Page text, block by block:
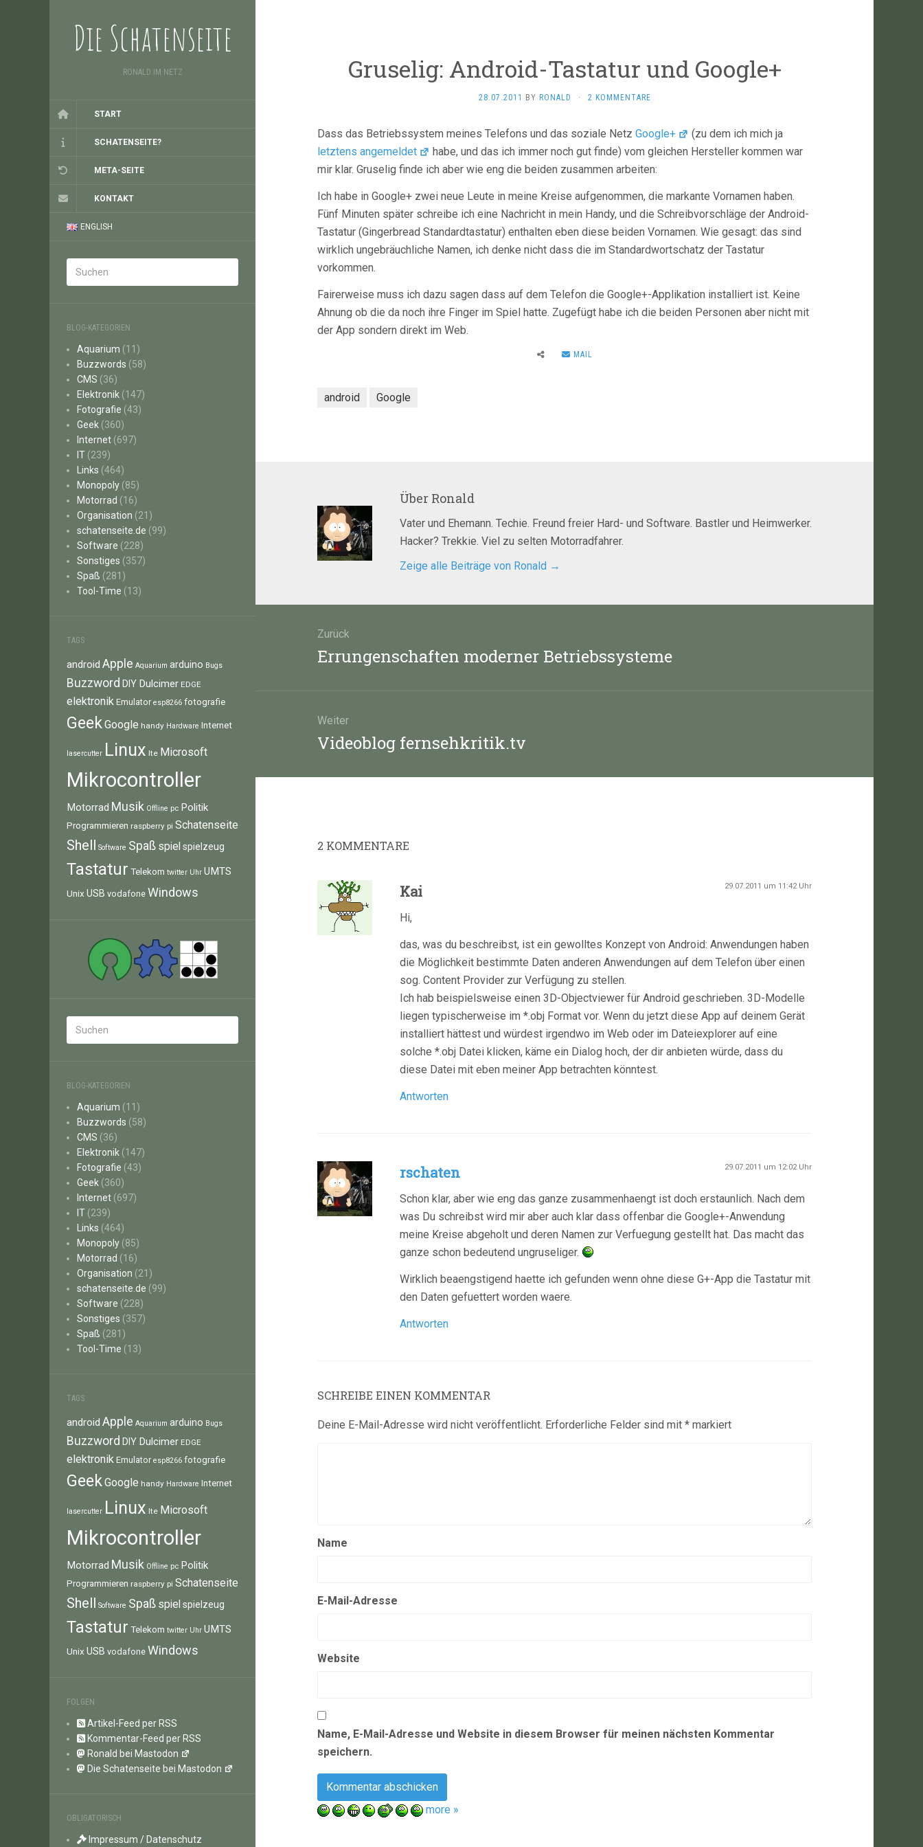
Die Schatenseite
RONALD IM NETZ
START
SCHATENSEITE?
META-SEITE
KONTAKT
ENGLISH
BLOG-KATEGORIEN
Aquarium (11)
Buzzwords (58)
CMS (36)
Elektronik (147)
Fotografie (43)
Geek (360)
Internet (697)
IT (239)
Links (464)
Monopoly (85)
Motorrad (16)
Organisation (21)
schatenseite.de (99)
Software (228)
Sonstiges (357)
Spaß (281)
Tool-Time (13)
TAGS
android Apple Aquarium arduino Bugs
Buzzword DIY Dulcimer EDGE
elektronik Emulator esp8266 fotografie
GeekGoogle handy Hardware Internet
lasercutter Linux lte Microsoft
Mikrocontroller
Motorrad Musik Offline pc Politik
Programmieren raspberry pi Schatenseite
Shell Software Spaß spiel spielzeug
Tastatur Telekom twitter Uhr UMTS
Unix USB vodafone Windows
BLOG-KATEGORIEN
Aquarium (11)
Buzzwords (58)
CMS (36)
Elektronik (147)
Fotografie (43)
Geek (360)
Internet (697)
IT (239)
Links (464)
Monopoly (85)
Motorrad (16)
Organisation (21)
schatenseite.de (99)
Software (228)
Sonstiges (357)
Spaß (281)
Tool-Time (13)
TAGS
android Apple Aquarium arduino Bugs
Buzzword DIY Dulcimer EDGE
elektronik Emulator esp8266 fotografie
GeekGoogle handy Hardware Internet
lasercutter Linux lte Microsoft
Mikrocontroller
Motorrad Musik Offline pc Politik
Programmieren raspberry pi Schatenseite
Shell Software Spaß spiel spielzeug
Tastatur Telekom twitter Uhr UMTS
Unix USB vodafone Windows
FOLGEN
Artikel-Feed per RSS
Kommentar-Feed per RSS
Ronald bei Mastodon
Die Schatenseite bei Mastodon
OBLIGATORISCH
Impressum / Datenschutz
Gruselig: Android-Tastatur und Google+
28.07.2011 BY RONALD · 2 KOMMENTARE
Dass das Betriebssystem meines Telefons und das soziale Netz Google+
(zu dem ich mich ja
letztens angemeldet
habe, und das ich immer noch gut finde) vom gleichen Hersteller kommen war
mir klar. Gruselig finde ich aber wie eng die beiden zusammen arbeiten:
Ich habe in Google+ zwei neue Leute in meine Kreise aufgenommen, die markante Vornamen haben.
Fünf Minuten später schreibe ich eine Nachricht in mein Handy, und die Schreibvorschläge der Android-
Tastatur (Gingerbread Standardtastatur) enthalten eben diese beiden Vornamen. Wie gesagt: das sind
wirklich ungebräuchliche Namen, ich denke nicht dass die im Standardwortschatz der Tastatur
vorkommen.
Fairerweise muss ich dazu sagen dass auf dem Telefon die Google+-Applikation installiert ist. Keine
Ahnung ob die da noch ihre Finger im Spiel hatte. Zugefügt habe ich die beiden Personen aber nicht mit
der App sondern direkt im Web.
MAIL
android Google
Über Ronald
Vater und Ehemann. Techie. Freund freier Hard- und Software. Bastler und Heimwerker.
Hacker? Trekkie. Viel zu selten Motorradfahrer.
Zeige alle Beiträge von Ronald →
Zurück
Vorheriger
Errungenschaften moderner Betriebssysteme
Weiter
Nächster
Videoblog fernsehkritik.tv
2 KOMMENTARE
Kai 29.07.2011 um 11:42 Uhr
Hi,
das, was du beschreibst, ist ein gewolltes Konzept von Android: Anwendungen haben
die Möglichkeit bestimmte Daten anderen Anwendungen auf dem Telefon über einen
sog. Content Provider zur Verfügung zu stellen.
Ich hab beispielsweise einen 3D-Objectviewer für Android geschrieben. 3D-Modelle
liegen typischerweise im *.obj Format vor. Wenn du jetzt diese App auf deinem Gerät
installiert hättest und würdest irgendwo im Web oder im Dateiexplorer auf eine
solche *.obj Datei klicken, käme ein Dialog hoch, der dir anbieten würde, dass du
diese Datei mit eben meiner App betrachten könntest.
Antworten
rschaten 29.07.2011 um 12:02 Uhr
Schon klar, aber wie eng das ganze zusammenhaengt ist doch erstaunlich. Nach dem
was Du schreibst wird mir aber auch klar dass offenbar die Google+-Anwendung
meine Kreise abgeholt und deren Namen zur Verfuegung gestellt hat. Das macht das
ganze schon bedeutend ungruseliger.
Wirklich beaengstigend haette ich gefunden wenn ohne diese G+-App die Tastatur mit
den Daten gefuettert worden waere.
Antworten
SCHREIBE EINEN KOMMENTAR
Deine E-Mail-Adresse wird nicht veröffentlicht. Erforderliche Felder sind mit * markiert
Name
E-Mail-Adresse
Website
Name, E-Mail-Adresse und Website in diesem Browser für meinen nächsten Kommentar
speichern.
more »